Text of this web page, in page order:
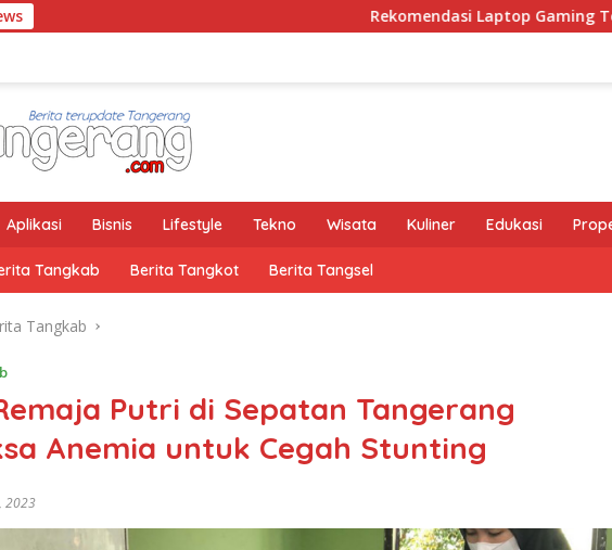
Rekomendasi Laptop Gaming Terjangkau di
Aplikasi Bisnis Lifestyle Tekno Wisata Kuliner Edukasi
Tangkab Berita Tangkot Berita Tangsel
Tangkab
Putri di Sepatan Tangerang
Anemia untuk Cegah Stunting
2023